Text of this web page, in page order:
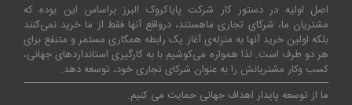
اصل اولیه در دستور کار شرکت پایاکروک البرز براساس این بوده که
مشتریان ما، شرکای تجاری ماهستند، درواقع آنها فقط از ما خرید نمی‌کنند
بلکه اولین خرید آنها به منزله‌ی آغاز یک رابطه همکاری مستمر و متنفع برای
هر دو طرف است. لذا همواره می‌کوشیم با به کارگیری استانداردهای جهانی،
کسب‌ و‌کار مشتریانش را به عنوان شرکای تجاری خود، توسعه دهد.
ما از توسعه پایدار اهداف جهانی حمایت می کنیم.